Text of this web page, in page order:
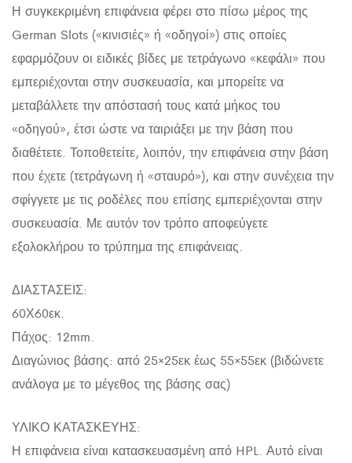
Η συγκεκριμένη επιφάνεια φέρει στο πίσω μέρος της
German Slots («κινισιές» ή «οδηγοί») στις οποίες
εφαρμόζουν οι ειδικές βίδες με τετράγωνο «κεφάλι» που
εμπεριέχονται στην συσκευασία, και μπορείτε να
μεταβάλλετε την απόστασή τους κατά μήκος του
«οδηγού», έτσι ώστε να ταιριάξει με την βάση που
διαθέτετε. Τοποθετείτε, λοιπόν, την επιφάνεια στην βάση
που έχετε (τετράγωνη ή «σταυρό»), και στην συνέχεια την
σφίγγετε με τις ροδέλες που επίσης εμπεριέχονται στην
συσκευασία. Με αυτόν τον τρόπο αποφεύγετε
εξολοκλήρου το τρύπημα της επιφάνειας.
ΔΙΑΣΤΑΣΕΙΣ:
60Χ60εκ.
Πάχος: 12mm.
Διαγώνιος βάσης: από 25×25εκ έως 55×55εκ (βιδώνετε
ανάλογα με το μέγεθος της βάσης σας)
ΥΛΙΚΟ ΚΑΤΑΣΚΕΥΗΣ:
Η επιφάνεια είναι κατασκευασμένη από HPL. Αυτό είναι